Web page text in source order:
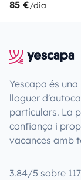
85 €/dia
Yescapa és
lloguer
particulars. La
confiança i
vacances amb
3.84/5 sobre